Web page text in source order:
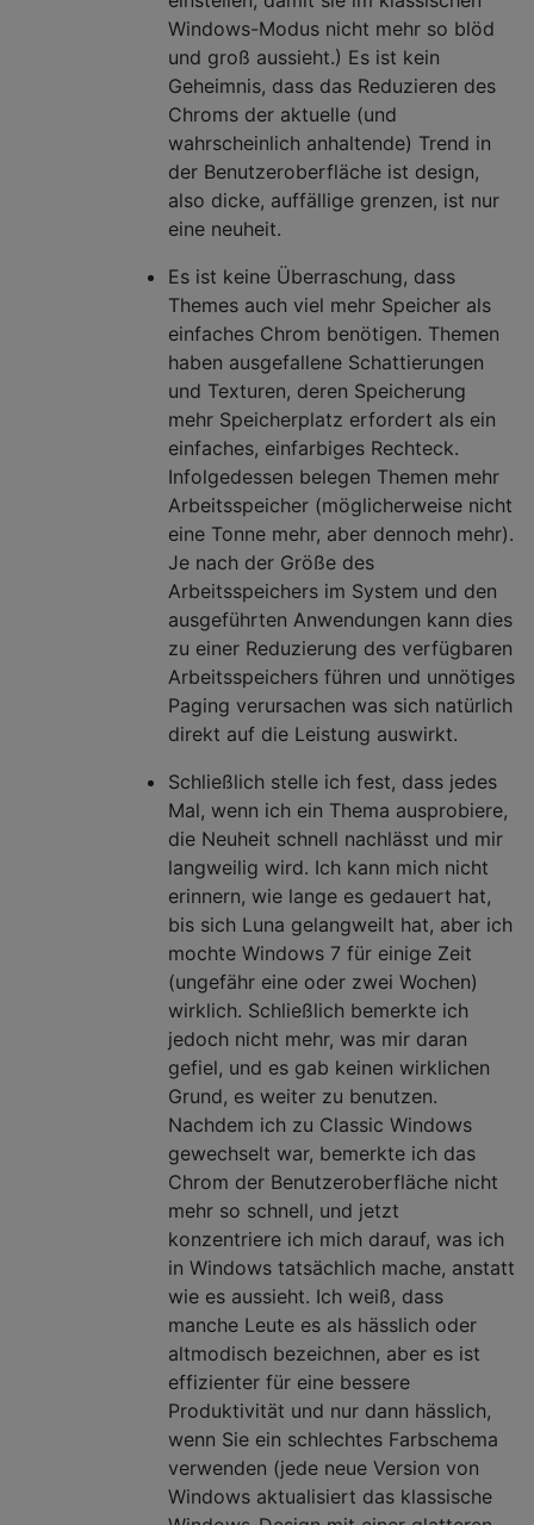
Windows-Modus nicht mehr so ​​blöd
und groß aussieht.) Es ist kein
Geheimnis, dass das Reduzieren des
Chroms der aktuelle (und
wahrscheinlich anhaltende) Trend in
der Benutzeroberfläche ist design,
also dicke, auffällige grenzen, ist nur
eine neuheit.
Es ist keine Überraschung, dass
Themes auch viel mehr Speicher als
einfaches Chrom benötigen. Themen
haben ausgefallene Schattierungen
und Texturen, deren Speicherung
mehr Speicherplatz erfordert als ein
einfaches, einfarbiges Rechteck.
Infolgedessen belegen Themen mehr
Arbeitsspeicher (möglicherweise nicht
eine Tonne mehr, aber dennoch mehr).
Je nach der Größe des
Arbeitsspeichers im System und den
ausgeführten Anwendungen kann dies
zu einer Reduzierung des verfügbaren
Arbeitsspeichers führen und unnötiges
Paging verursachen was sich natürlich
direkt auf die Leistung auswirkt.
Schließlich stelle ich fest, dass jedes
Mal, wenn ich ein Thema ausprobiere,
die Neuheit schnell nachlässt und mir
langweilig wird. Ich kann mich nicht
erinnern, wie lange es gedauert hat,
bis sich Luna gelangweilt hat, aber ich
mochte Windows 7 für einige Zeit
(ungefähr eine oder zwei Wochen)
wirklich. Schließlich bemerkte ich
jedoch nicht mehr, was mir daran
gefiel, und es gab keinen wirklichen
Grund, es weiter zu benutzen.
Nachdem ich zu Classic Windows
gewechselt war, bemerkte ich das
Chrom der Benutzeroberfläche nicht
mehr so ​​schnell, und jetzt
konzentriere ich mich darauf, was ich
in Windows tatsächlich mache, anstatt
wie es aussieht. Ich weiß, dass
manche Leute es als hässlich oder
altmodisch bezeichnen, aber es ist
effizienter für eine bessere
Produktivität und nur dann hässlich,
wenn Sie ein schlechtes Farbschema
verwenden (jede neue Version von
Windows aktualisiert das klassische